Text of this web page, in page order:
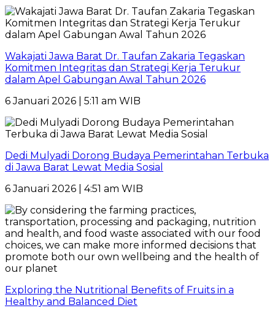
Wakajati Jawa Barat Dr. Taufan Zakaria Tegaskan
Komitmen Integritas dan Strategi Kerja Terukur
dalam Apel Gabungan Awal Tahun 2026
6 Januari 2026 | 5:11 am WIB
Dedi Mulyadi Dorong Budaya Pemerintahan Terbuka
di Jawa Barat Lewat Media Sosial
6 Januari 2026 | 4:51 am WIB
Exploring the Nutritional Benefits of Fruits in a
Healthy and Balanced Diet